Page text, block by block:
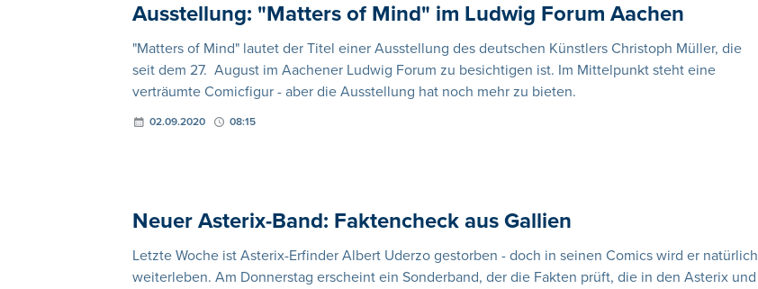
Ausstellung: "Matters of Mind" im Ludwig Forum Aachen
"Matters of Mind" lautet der Titel einer Ausstellung des deutschen Künstlers Christoph Müller, die
seit dem 27. August im Aachener Ludwig Forum zu besichtigen ist. Im Mittelpunkt steht eine
verträumte Comicfigur - aber die Ausstellung hat noch mehr zu bieten.
02.09.2020 08:15
Neuer Asterix-Band: Faktencheck aus Gallien
Letzte Woche ist Asterix-Erfinder Albert Uderzo gestorben - doch in seinen Comics wird er natürlich
weiterleben. Am Donnerstag erscheint ein Sonderband, der die Fakten prüft, die in den Asterix und